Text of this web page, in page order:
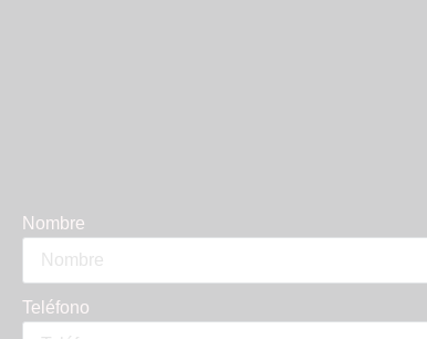
Nombre
Teléfono